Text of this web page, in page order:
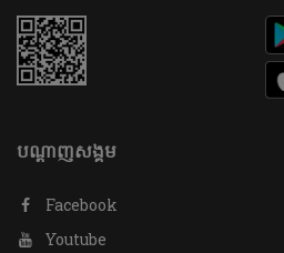
បណ្តាញសង្គម
Facebook
Youtube